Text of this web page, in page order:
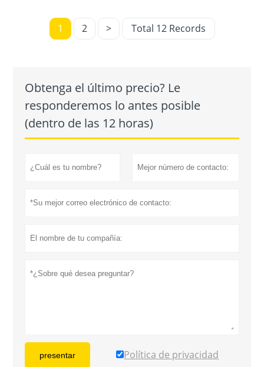
1 2 > Total 12 Records
Obtenga el último precio? Le
responderemos lo antes posible
(dentro de las 12 horas)
presentar Política de privacidad